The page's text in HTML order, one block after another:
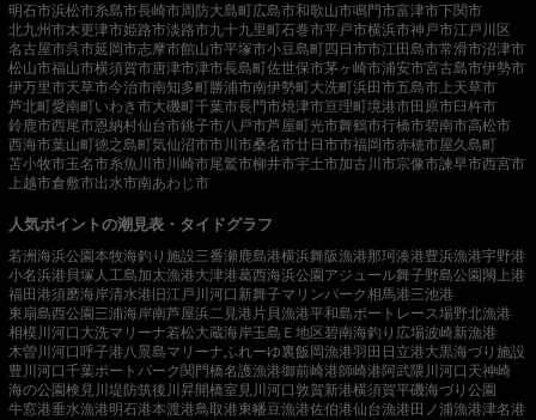
明石市浜松市糸島市長崎市周防大島町広島市和歌山市鳴門市富津市下関市
北九州市木更津市姫路市淡路市九十九里町石巻市平戸市横浜市神戸市江戸川区
名古屋市呉市延岡市志摩市館山市平塚市小豆島町四日市市江田島市常滑市沼津市
松山市福山市横須賀市唐津市津市長島町佐世保市茅ヶ崎市浦安市宮古島市伊勢市
伊万里市天草市今治市南知多町勝浦市南伊勢町大洗町浜田市五島市 上天草市
芦北町愛南町いわき市大磯町千葉市長門市焼津市亘理町境港市田原市臼杵市
鈴鹿市西尾市恩納村仙台市銚子市八戸市芦屋町光市舞鶴市行橋市碧南市高松市
西海市葉山町徳之島町気仙沼市市川市桑名市廿日市市福岡市赤穂市屋久島町
苫小牧市玉名市糸魚川市 川崎市尾鷲市柳井市宇土市加古川市宗像市諫早市西宮市
上越市倉敷市出水市南あわじ市
人気ポイントの潮見表・タイドグラフ
若洲海浜公園本牧海釣り施設三番瀬 鹿島港横浜舞阪漁港那珂湊港豊浜漁港宇野港
小名浜港 貝塚人工島加太漁港大津港葛西海浜公園アジュール舞子野島公園閖上港
福田港須磨海岸清水港 旧江戸川河口 新舞子マリンパーク相馬港三池港
東扇島西公園三浦海岸南芦屋浜二見港 片貝漁港平和島ボートレース場野北漁港
相模川河口 大洗マリーナ若松大蔵海岸玉島Ｅ地区碧南海釣り広場波崎新漁港
木曽川河口呼子港 八景島マリーナふれーゆ裏飯岡漁港羽田 日立港大黒海づり施設
豊川河口千葉ポートパーク関門橋名護漁港御前崎港師崎港阿武隈川河口 天神崎
海の公園検見川堤防筑後川昇開橋室見川河口敦賀新港横須賀平磯海づり公園
牛窓港垂水漁港明石港本渡港鳥取港東幡豆漁港佐伯港仙台漁港田ノ浦漁港津名港